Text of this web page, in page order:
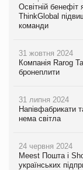
Освітній бенефіт
ThinkGlobal
команди
31 жовтня 2024
Компанія Rarog
бронеплити
31 липня 2024
Напівфабрикати
нема світла
24 червня 2024
Meest Пошта і
українських